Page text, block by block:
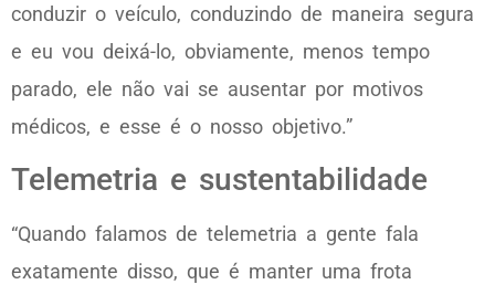
conduzir o veículo, conduzindo de maneira segura
e eu vou deixá-lo, obviamente, menos tempo
parado, ele não vai se ausentar por motivos
médicos, e esse é o nosso objetivo.”
Telemetria e sustentabilidade
“Quando falamos de telemetria a gente fala
exatamente disso, que é manter uma frota